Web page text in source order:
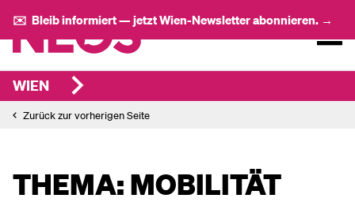
✉️ Bleib informiert — jetzt Wien-Newsletter abonnieren. →
WIEN
Zurück zur vorherigen Seite
THEMA: MOBILITÄT